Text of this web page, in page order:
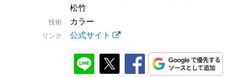
松竹
技術 カラー
リンク 公式サイト